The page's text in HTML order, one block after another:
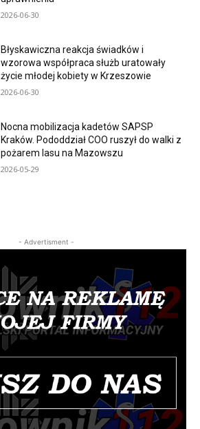
2026-06-30
Błyskawiczna reakcja świadków i
wzorowa współpraca służb uratowały
życie młodej kobiety w Krzeszowie
2026-06-30
Nocna mobilizacja kadetów SAPSP
Kraków. Pododdział COO ruszył do walki z
pożarem lasu na Mazowszu
2026-05-29
- Advertisment -